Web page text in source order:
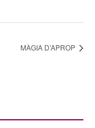
MÀGIA D’APROP